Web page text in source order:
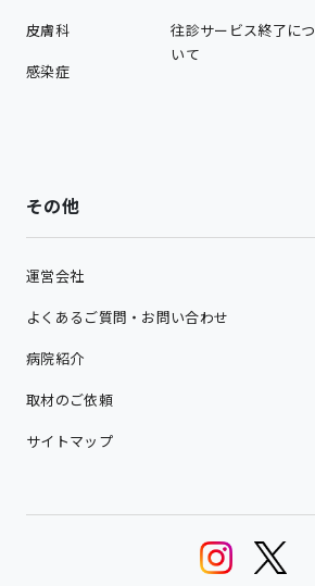
皮膚科
感染症
往診サービス終了につ
いて
その他
運営会社
よくあるご質問・お問い合わせ
病院紹介
取材のご依頼
サイトマップ